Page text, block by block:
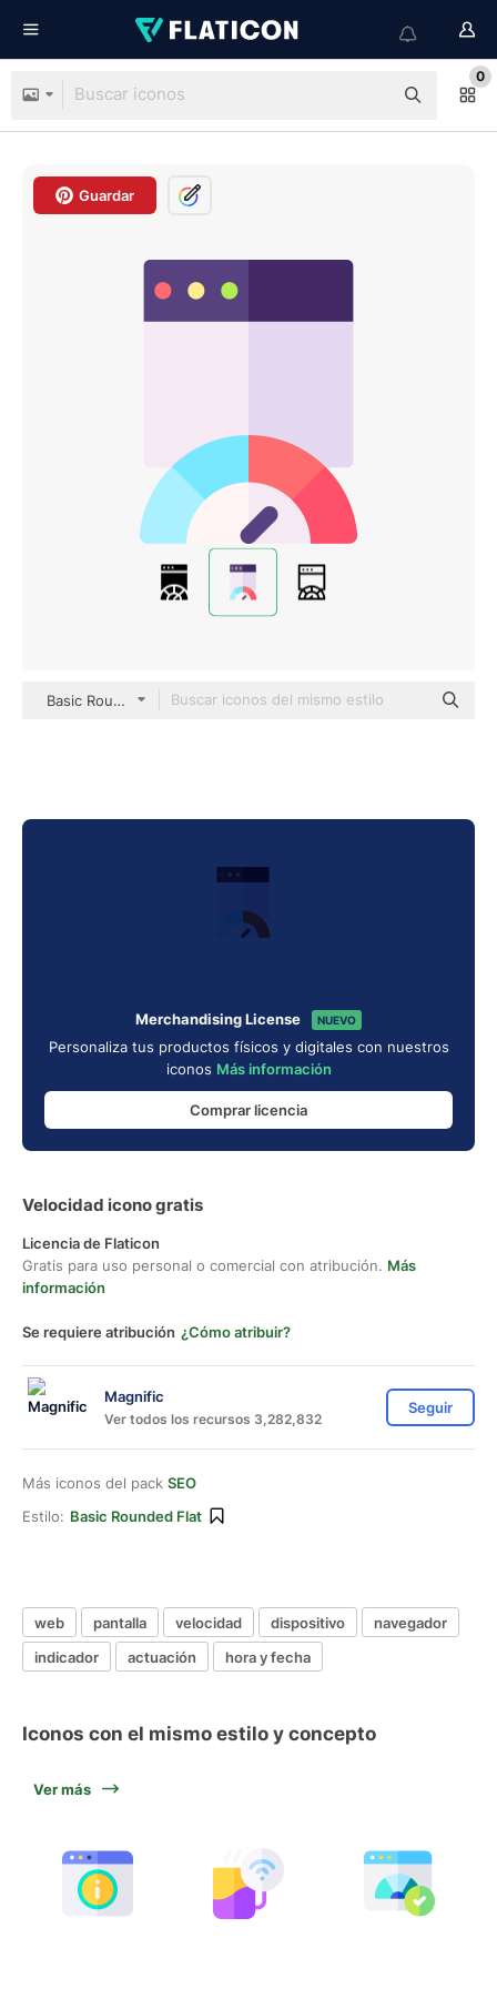
0
Guardar
Basic Rounded Flat
Merchandising License NUEVO
Personaliza tus productos físicos y digitales con nuestros
iconos Más información
Comprar licencia
Velocidad icono gratis
Licencia de Flaticon
Gratis para uso personal o comercial con atribución. Más
información
Se requiere atribución ¿Cómo atribuir?
Magnific
Ver todos los recursos 3,282,832
Seguir
Más iconos del pack SEO
Estilo: Basic Rounded Flat
web pantalla velocidad dispositivo
navegador
indicador
actuación hora y fecha
Iconos con el mismo estilo y concepto
Ver más